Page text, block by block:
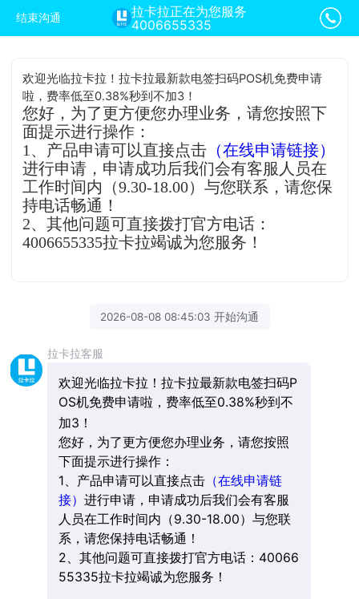
结束沟通
拉卡拉正在为您服务
4006655335
欢迎光临拉卡拉！拉卡拉最新款电签扫码POS机免费申请
啦，费率低至0.38%秒到不加3！
您好，为了更方便您办理业务，请您按照下
面提示进行操作：
1、产品申请可以直接点击 （在线申请链接）
进行申请，申请成功后我们会有客服人员在
工作时间内（9.30-18.00）与您联系，请您保
持电话畅通！
2、其他问题可直接拨打官方电话：
4006655335拉卡拉竭诚为您服务！
2026-08-08 08:45:03 开始沟通
拉卡拉客服
欢迎光临拉卡拉！拉卡拉最新款电签扫码P
OS机免费申请啦，费率低至0.38%秒到不
加3！
您好，为了更方便您办理业务，请您按照
下面提示进行操作：
1、产品申请可以直接点击（在线申请链
接） 进行申请，申请成功后我们会有客服
人员在工作时间内（9.30-18.00）与您联
系，请您保持电话畅通！
2、其他问题可直接拨打官方电话：40066
55335拉卡拉竭诚为您服务！